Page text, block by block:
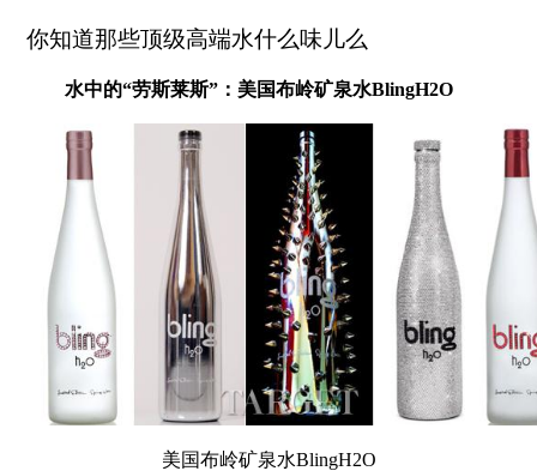
你知道那些顶级高端水什么味儿么
水中的“劳斯莱斯”：美国布岭矿泉水BlingH2O
美国布岭矿泉水BlingH2O